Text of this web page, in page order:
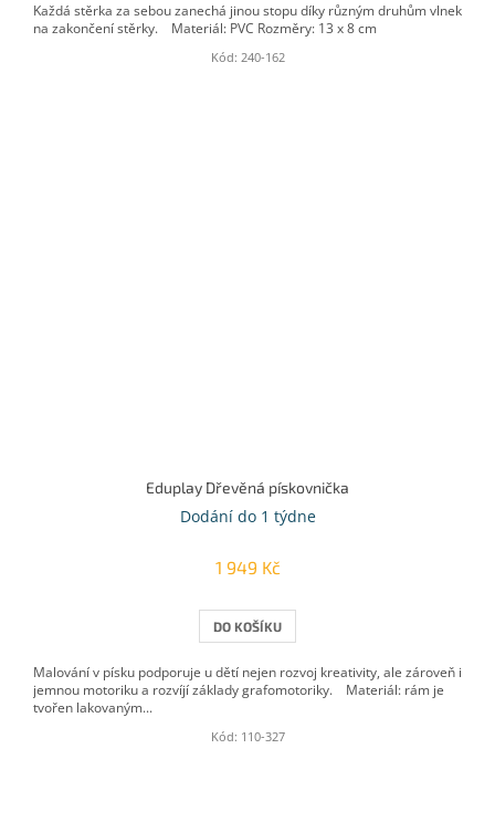
Každá stěrka za sebou zanechá jinou stopu díky různým druhům vlnek
na zakončení stěrky. Materiál: PVC Rozměry: 13 x 8 cm
Kód: 240-162
Eduplay Dřevěná pískovnička
Dodání do 1 týdne
1 949 Kč
DO KOŠÍKU
Malování v písku podporuje u dětí nejen rozvoj kreativity, ale zároveň i
jemnou motoriku a rozvíjí základy grafomotoriky. Materiál: rám je
tvořen lakovaným...
Kód: 110-327